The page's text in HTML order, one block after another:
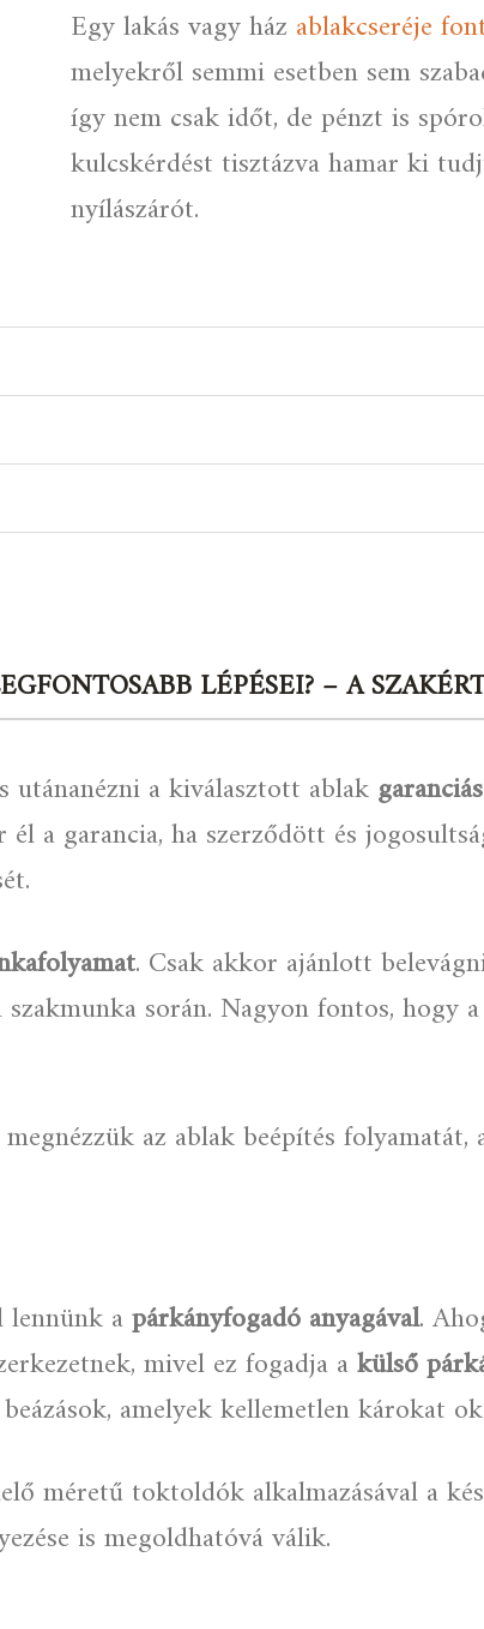
Egy lakás vagy házablakcseréje
melyekről semmi esetben sem
így nem csak időt, de pénzt is
kulcskérdést tisztázva hamar ki
nyílászárót.
LÉPÉSEI? – A
a kiválasztott ablak
a garancia, ha szerződött és
. Csak akkor ajánlott
során. Nagyon fontos, hogy
az ablak beépítés
apárkányfogadó anyagával.
mivel ez fogadja akülső
amelyek kellemetlen károkat
méretű toktoldók alkalmazásával a
is megoldhatóvá válik.